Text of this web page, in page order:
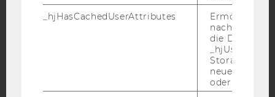
BARRIEREFREIHEITSERKLÄRUNG WEBSEITE
DATENSCHUTZERKLÄRUNG SOCIAL MEDIA
STUDIENBEWERBER*INNEN UND STUDIERENDE
COOKIE EINSTELLUNGEN
_hjHasCachedUserAttributes
Ermöglicht
die Daten in
Storage auf
neuesten
oder nicht.